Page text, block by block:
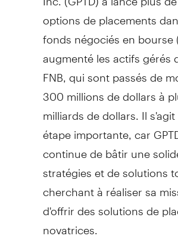
options de placements
fonds négociés en bourse
augmenté les actifs gérés
FNB, qui sont passés de
300 millions de dollars à
milliards de dollars. Il
étape importante, car
continue de bâtir une
stratégies et de solutions
cherchant à réaliser sa
d'offrir des solutions de
novatrices.